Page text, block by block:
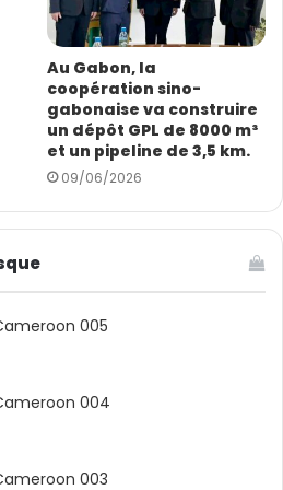
FITA, la signature de ces
Au Gabon, la
coopération sino-
gabonaise va construire
un dépôt GPL de 8000 m³
et un pipeline de 3,5 km.
09/06/2026
005
004
003